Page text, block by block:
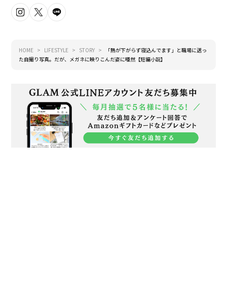
HOME LIFESTYLE STORY
「熱が下がらず寝込んでます」と職場に送っ
た自撮り写真。だが、メガネに映りこんだ姿に唖然【短編小説】